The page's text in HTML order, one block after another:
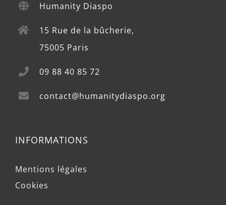
Humanity Diaspo
15 Rue de la bûcherie,
75005 Paris
09 88 40 85 72
contact@humanitydiaspo.org
INFORMATIONS
Mentions légales
Cookies